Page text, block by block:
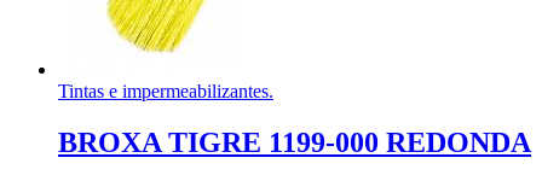
Tintas e impermeabilizantes.
BROXA TIGRE 1199-000 REDONDA